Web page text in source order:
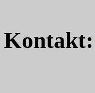
Kontakt: